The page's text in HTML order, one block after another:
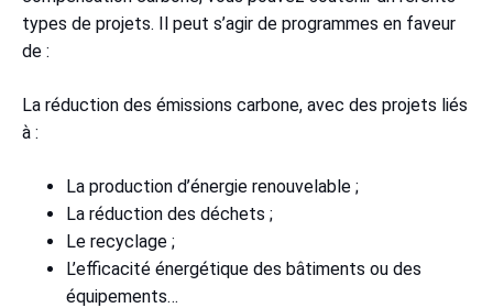
types de projets. Il peut s’agir de programmes en faveur
de :
La réduction des émissions carbone, avec des projets liés
à :
La production d’énergie renouvelable ;
La réduction des déchets ;
Le recyclage ;
L’efficacité énergétique des bâtiments ou des
équipements…